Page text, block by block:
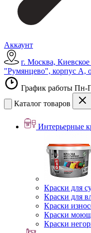
Аккаунт
г. Москва,
"Румянцево", корпус А,
График работы Пн-
Каталог товаров
Интерьерные
Краски для
Краски для
Краски
Краски
Краски